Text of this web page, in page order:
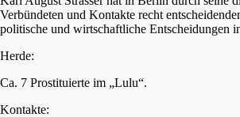
Verbündeten und Kontakte recht
politische und wirtschaftliche Entscheidungen
Herde:
Ca. 7 Prostituierte im „Lulu“.
Kontakte: